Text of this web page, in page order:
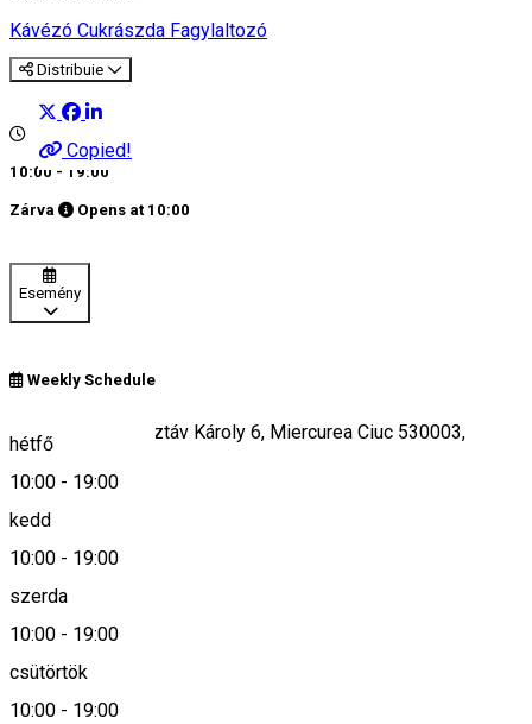
Kávézó Cukrászda Fagylaltozó
Distribuie
Copied!
10:00 - 19:00
Zárva Opens at 10:00
Esemény
Weekly Schedule
hétfő
10:00 - 19:00
kedd
10:00 - 19:00
szerda
10:00 - 19:00
csütörtök
10:00 - 19:00
Piața Majláth Gusztáv Károly 6, Miercurea Ciuc 530003,
Romania
Keresd térképen